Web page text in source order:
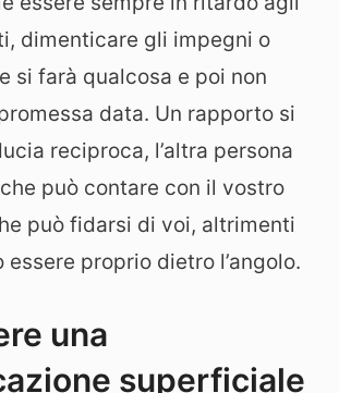
dimenticare gli impegni o
si farà qualcosa e poi non
data. Un rapporto si
reciproca, l’altra persona
può contare con il vostro
può fidarsi di voi, altrimenti
proprio dietro l’angolo.
una
superficiale